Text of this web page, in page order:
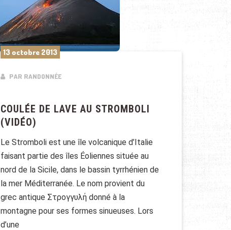
13 octobre 2013
PAR RANDONNÉE
COULÉE DE LAVE AU STROMBOLI
(VIDÉO)
Le Stromboli est une île volcanique d’Italie
faisant partie des îles Éoliennes située au
nord de la Sicile, dans le bassin tyrrhénien de
la mer Méditerranée. Le nom provient du
grec antique Στρογγυλή donné à la
montagne pour ses formes sinueuses. Lors
d’une